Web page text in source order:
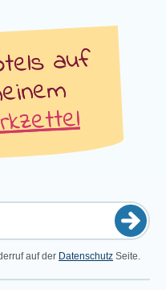
auf
auf der Datenschutz Seite.